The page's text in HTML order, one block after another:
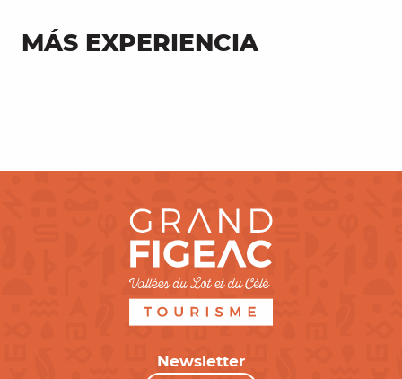
MÁS EXPERIENCIA
Newsletter